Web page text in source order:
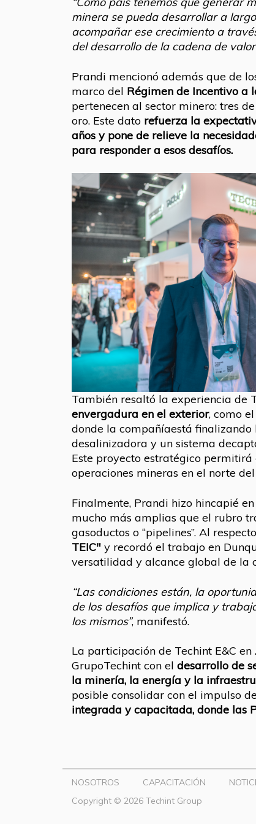
minera se pueda desarrollar a
acompañar ese crecimiento a
del desarrollo de la cadena de
Prandi mencionó además que de
marco del Régimen de Incentivo a
pertenecen al sector minero: tres
oro. Este dato refuerza la
años y pone de relieve la
para responder a esos desafíos.
También resaltó la experiencia de
envergadura en el exterior, como
donde la compañíaestá
desalinizadora y un sistema
Este proyecto estratégico
operaciones mineras en el norte
Finalmente, Prandi hizo hincapié
mucho más amplias que el rubro
gasoductos o “pipelines”. Al
TEIC" y recordó el trabajo en
versatilidad y alcance global de la
“Las condiciones están, la
de los desafíos que implica y
los mismos”, manifestó.
La participación de Techint E&C
GrupoTechint con el desarrollo de
la minería, la energía y la
posible consolidar con el impulso
integrada y capacitada, donde las
NOSOTROS CAPACITACIÓN
Copyright © 2026 Techint Group